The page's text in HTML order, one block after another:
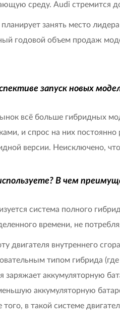
среду. Audi стремится
занять место
годовой объем продаж
запуск новых
всё больше гибридных
и спрос на них
версии. Неисключено,
В чем
система полного
времени, не
двигателя внутреннего
типом гибрида (где
заряжает аккумуляторную
аккумуляторную
в такой системе